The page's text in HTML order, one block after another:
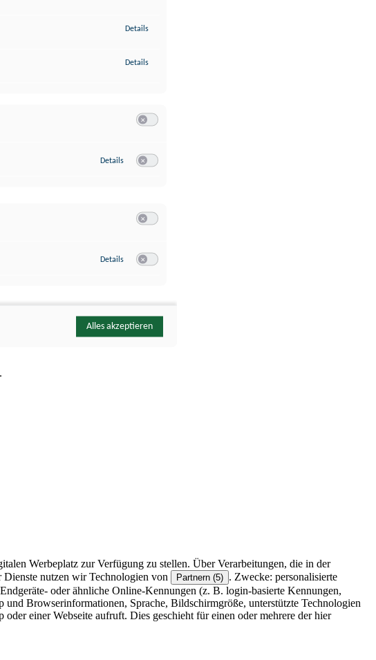
Werbeplatz zur Verfügung zu stellen. Über Verarbeitungen, die in der
Dienste nutzen wir Technologien von Partnern (5) . Zwecke: personalisierte
oder ähnliche Online-Kennungen (z. B. login-basierte Kennungen,
Browserinformationen, Sprache, Bildschirmgröße, unterstützte Technologien
einer Webseite aufruft. Dies geschieht für einen oder mehrere der hier
Details
Details
Details zu Google Analytics
Details zu YouTube
Alles akzeptieren